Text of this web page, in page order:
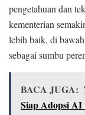
pengetahuan dan
kementerian
lebih baik, di
sebagai sumbu
BACA JUGA:
Siap Adopsi AI